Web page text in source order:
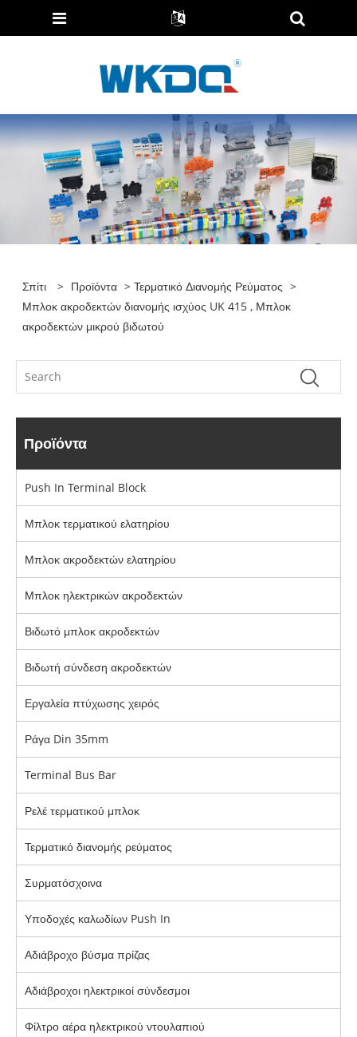
Σπίτι > Προϊόντα >Τερματικό Διανομής Ρεύματος >
Μπλοκ ακροδεκτών διανομής ισχύος UK 415 , Μπλοκ
ακροδεκτών μικρού βιδωτού
Προϊόντα
Push In Terminal Block
Μπλοκ τερματικού ελατηρίου
Μπλοκ ακροδεκτών ελατηρίου
Μπλοκ ηλεκτρικών ακροδεκτών
Βιδωτό μπλοκ ακροδεκτών
Βιδωτή σύνδεση ακροδεκτών
Εργαλεία πτύχωσης χειρός
Ράγα Din 35mm
Terminal Bus Bar
Ρελέ τερματικού μπλοκ
Τερματικό διανομής ρεύματος
Συρματόσχοινα
Υποδοχές καλωδίων Push In
Αδιάβροχο βύσμα πρίζας
Αδιάβροχοι ηλεκτρικοί σύνδεσμοι
Φίλτρο αέρα ηλεκτρικού ντουλαπιού